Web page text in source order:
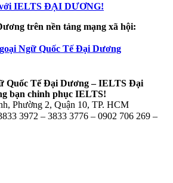
IELTS ĐẠI DƯƠNG!
trên nền tảng mạng xã hội:
Ngữ Quốc Tế Đại Dương
Quốc Tế Đại Dương – IELTS Đại
bạn chinh phục IELTS!
Phường 2, Quận 10, TP. HCM
3972 – 3833 3776 – 0902 706 269 –